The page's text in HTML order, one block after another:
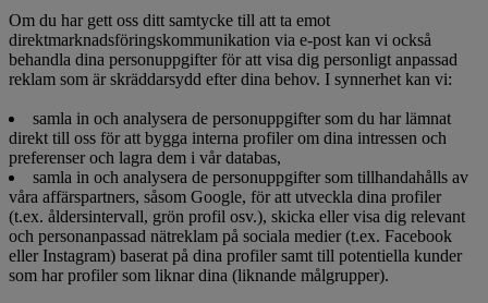
Om du har gett oss ditt samtycke till att ta emot
direktmarknadsföringskommunikation via e-post kan vi också
behandla dina personuppgifter för att visa dig personligt anpassad
reklam som är skräddarsydd efter dina behov. I synnerhet kan vi:
samla in och analysera de personuppgifter som du har lämnat
direkt till oss för att bygga interna profiler om dina intressen och
preferenser och lagra dem i vår databas,
samla in och analysera de personuppgifter som tillhandahålls av
våra affärspartners, såsom Google, för att utveckla dina profiler
(t.ex. åldersintervall, grön profil osv.), skicka eller visa dig relevant
och personanpassad nätreklam på sociala medier (t.ex. Facebook
eller Instagram) baserat på dina profiler samt till potentiella kunder
som har profiler som liknar dina (liknande målgrupper).